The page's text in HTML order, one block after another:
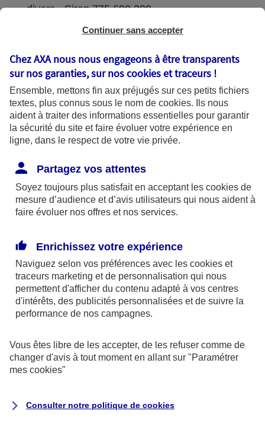
divers - Siren 775 699 309
Sièges sociaux : 313 Terrasses de l’Arche –
Coordonnées de l'Autorité de contrôle
prudentiel et de résolution (ACPR) : - 4
Place de Budapest - CS 92459 - 75436
Paris Cedex 09. Le détail des procédures de
recours et de réclamation et les
disponibles sur le site axa.fr.
AXA France IARD et AXA France Vie sont
mandataires exclusifs en opérations de
246 et n°13 005 764 (consultable
surwww.orias.fr)
AXA Assistance France Assurances,
S.A au capital de 51 429 430,40 €,
Siège social :
8-10, rue Paul Vaillant Couturier
Continuer sans accepter
Chez AXA nous nous engageons à être transparents
sur nos garanties, sur noscookies et traceurs !
Ensemble, mettons fin aux préjugés sur ces petits fichiers
textes, plus connus sous le nom de cookies. Ils nous
aident à traiter des informations essentielles pour garantir
la sécurité du site et faire évoluer votre expérience en
ligne, dans le respect de votre vie privée.
Partagez vos attentes
Soyez toujours plus satisfait en acceptant les cookies de
mesure d’audience et d’avis utilisateurs qui nous aident à
faire évoluer nos offres et nos services.
Enrichissez votre expérience
Naviguez selon vos préférences avec les cookies et
traceurs marketing et de personnalisation qui nous
permettent d'afficher du contenu adapté à vos centres
d'intérêts, des publicités personnalisées et de suivre la
performance de nos campagnes.
Vous êtes libre de les accepter, de les refuser comme de
changer d'avis à tout moment en allant sur "Paramétrer
mes cookies"
Consulter notre politique de cookies